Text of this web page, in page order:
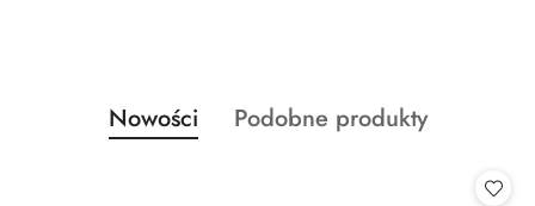
Pomiń karuzelę produktów
Produkty
o
Nowości
Produkty
Podobne produkty